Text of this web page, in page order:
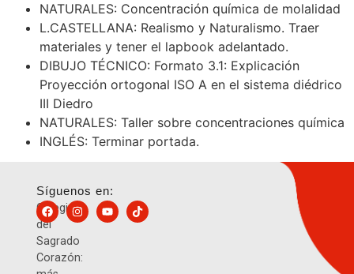
NATURALES: Concentración química de molalidad
L.CASTELLANA: Realismo y Naturalismo. Traer
materiales y tener el lapbook adelantado.
DIBUJO TÉCNICO: Formato 3.1: Explicación
Proyección ortogonal ISO A en el sistema diédrico
III Diedro
NATURALES: Taller sobre concentraciones química
INGLÉS: Terminar portada.
Colegio
del
Sagrado
Corazón:
Síguenos en: